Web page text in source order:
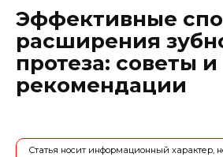
Эффективные
расширения
протеза: советы и
рекомендации
Статья носит информационный характер,